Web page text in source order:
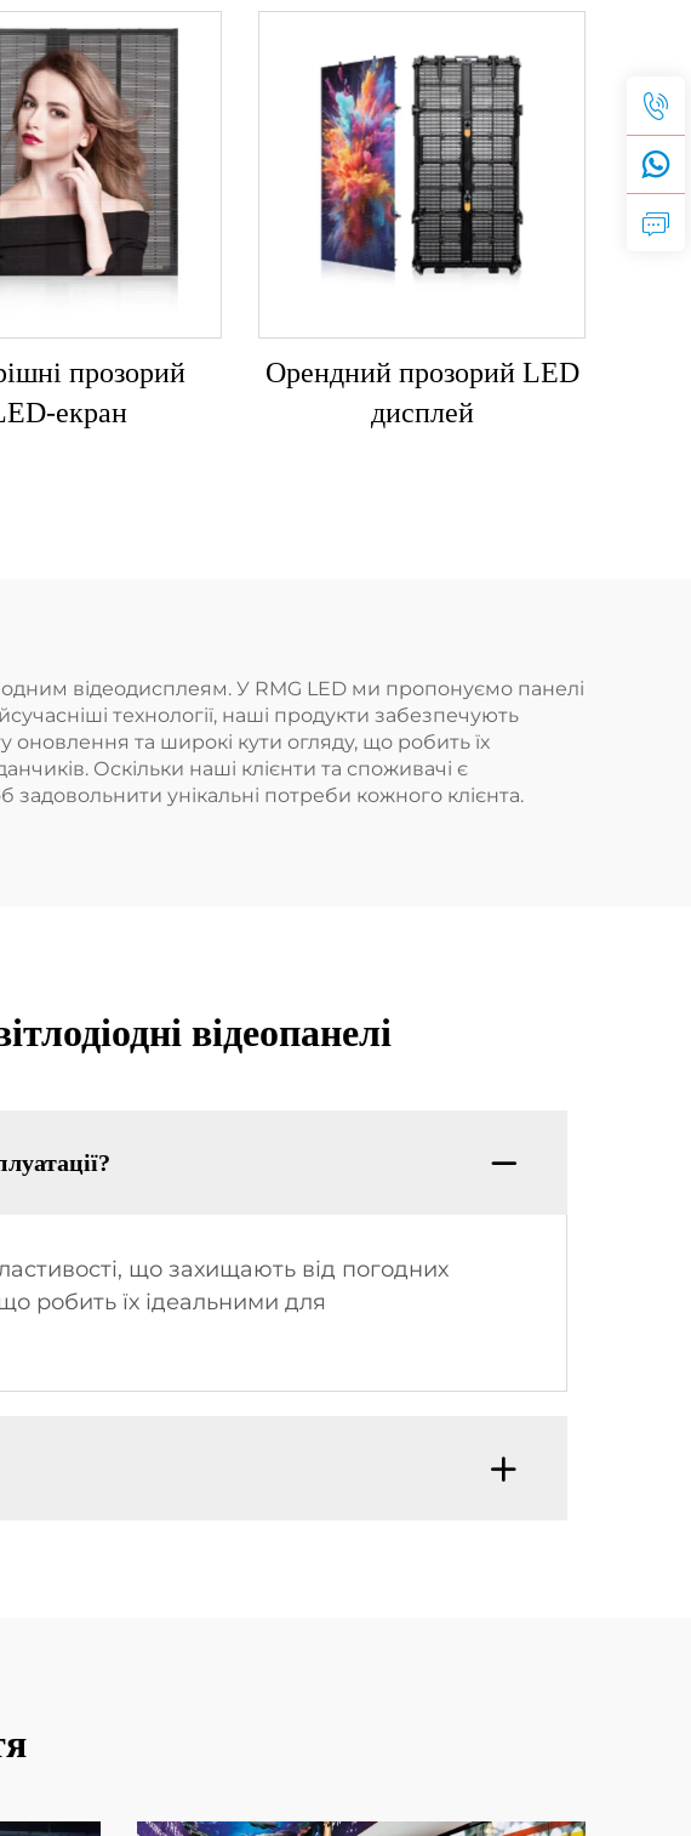
прозорий
екран
Орендний прозорий LED
дисплей
відеодисплеям. У RMG LED ми пропонуємо панелі
технології, наші продукти забезпечують
оновлення та широкі кути огляду, що робить їх
Оскільки наші клієнти та споживачі є
унікальні потреби кожного клієнта.
відеопанелі
що захищають від погодних
робить їх ідеальними для